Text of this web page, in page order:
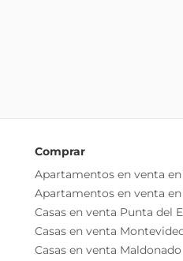
Comprar
Apartamentos en venta
Apartamentos en venta
Casas en venta Punta del
Casas en venta
Casas en venta Maldonado